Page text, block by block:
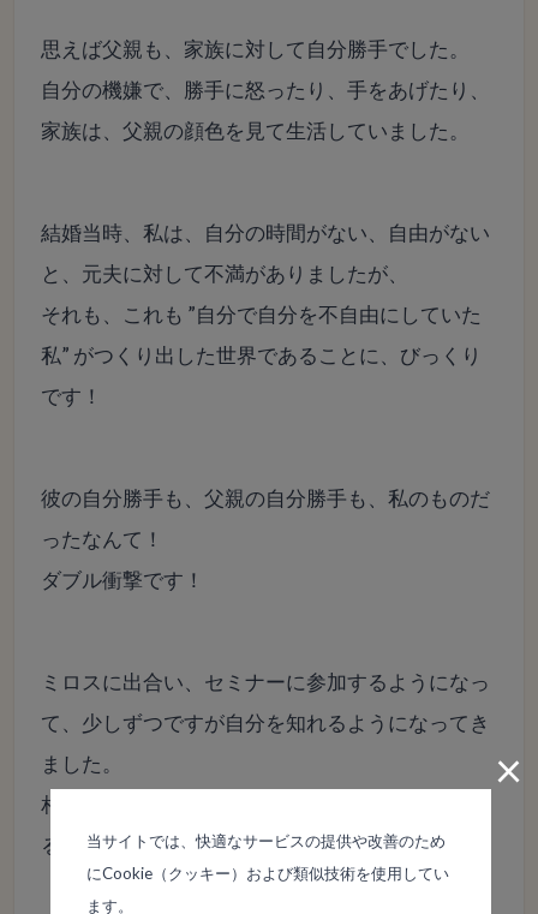
思えば父親も、家族に対して自分勝手でした。
自分の機嫌で、勝手に怒ったり、手をあげたり、
家族は、父親の顔色を見て生活していました。
結婚当時、私は、自分の時間がない、自由がない
と、元夫に対して不満がありましたが、
それも、これも ”自分で自分を不自由にしていた
私” がつくり出した世界であることに、びっくり
です！
彼の自分勝手も、父親の自分勝手も、私のものだ
ったなんて！
ダブル衝撃です！
ミロスに出合い、セミナーに参加するようになっ
て、少しずつですが自分を知れるようになってき
ました。
相手を通して今まで知ることのなかった自分を知
ることでどんどん軽くなっています。
×
当サイトでは、快適なサービスの提供や改善のため
にCookie（クッキー）および類似技術を使用してい
ます。